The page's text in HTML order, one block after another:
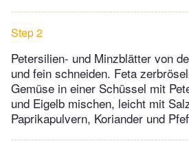
Step 2
Petersilien- und Minzblätter von
und fein schneiden. Feta
Gemüse in einer Schüssel mit
und Eigelb mischen, leicht mit
Paprikapulvern, Koriander und